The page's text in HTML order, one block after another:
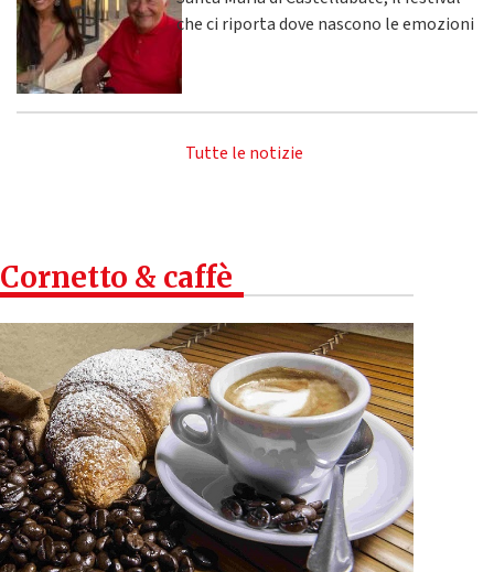
che ci riporta dove nascono le emozioni
Tutte le notizie
Cornetto & caffè